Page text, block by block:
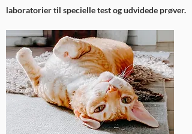
laboratorier til specielle test og udvidede prøver.